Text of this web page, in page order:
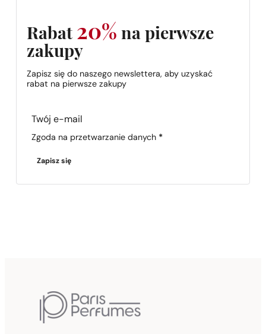
Rabat 20% na pierwsze
zakupy
Zapisz się do naszego newslettera, aby uzyskać
rabat na pierwsze zakupy
Section
Zgoda na przetwarzanie danych *
Zapisz się